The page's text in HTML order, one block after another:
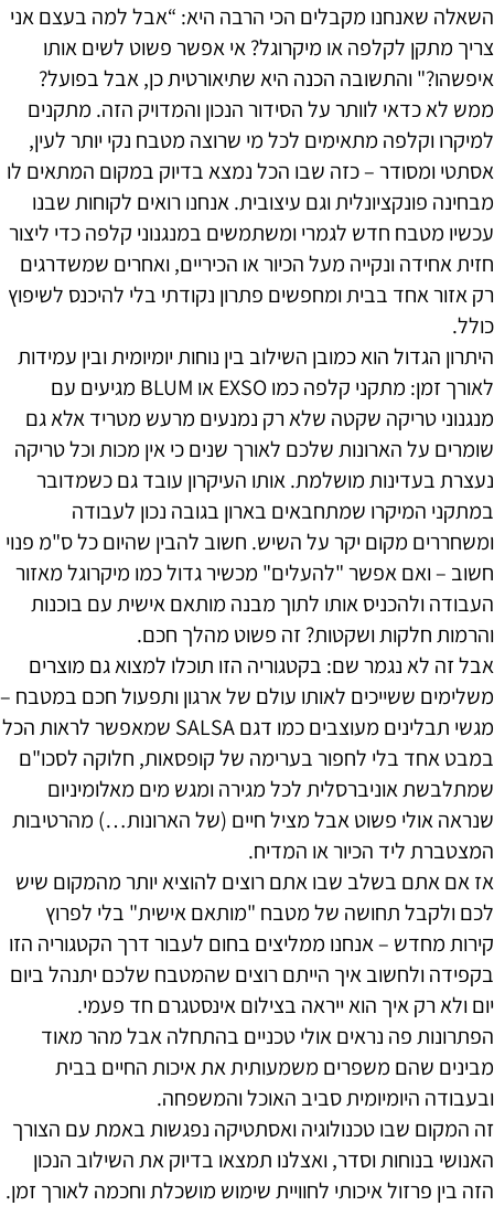
השאלה שאנחנו מקבלים הכי הרבה היא: “אבל למה בעצם אני
צריך מתקן לקלפה או מיקרוגל? אי אפשר פשוט לשים אותו
איפשהו?" והתשובה הכנה היא שתיאורטית כן, אבל בפועל?
ממש לא כדאי לוותר על הסידור הנכון והמדויק הזה. מתקנים
למיקרו וקלפה מתאימים לכל מי שרוצה מטבח נקי יותר לעין,
אסתטי ומסודר – כזה שבו הכל נמצא בדיוק במקום המתאים לו
מבחינה פונקציונלית וגם עיצובית. אנחנו רואים לקוחות שבנו
עכשיו מטבח חדש לגמרי ומשתמשים במנגנוני קלפה כדי ליצור
חזית אחידה ונקייה מעל הכיור או הכיריים, ואחרים שמשדרגים
רק אזור אחד בבית ומחפשים פתרון נקודתי בלי להיכנס לשיפוץ
כולל.
היתרון הגדול הוא כמובן השילוב בין נוחות יומיומית ובין עמידות
לאורך זמן: מתקני קלפה כמו EXSO או BLUM מגיעים עם
מנגנוני טריקה שקטה שלא רק נמנעים מרעש מטריד אלא גם
שומרים על הארונות שלכם לאורך שנים כי אין מכות וכל טריקה
נעצרת בעדינות מושלמת. אותו העיקרון עובד גם כשמדובר
במתקני המיקרו שמתחבאים בארון בגובה נכון לעבודה
ומשחררים מקום יקר על השיש. חשוב להבין שהיום כל ס"מ פנוי
חשוב – ואם אפשר "להעלים" מכשיר גדול כמו מיקרוגל מאזור
העבודה ולהכניס אותו לתוך מבנה מותאם אישית עם בוכנות
והרמות חלקות ושקטות? זה פשוט מהלך חכם.
אבל זה לא נגמר שם: בקטגוריה הזו תוכלו למצוא גם מוצרים
משלימים ששייכים לאותו עולם של ארגון ותפעול חכם במטבח –
מגשי תבלינים מעוצבים כמו דגם SALSA שמאפשר לראות הכל
במבט אחד בלי לחפור בערימה של קופסאות, חלוקה לסכו"ם
שמתלבשת אוניברסלית לכל מגירה ומגש מים מאלומיניום
שנראה אולי פשוט אבל מציל חיים (של הארונות…) מהרטיבות
המצטברת ליד הכיור או המדיח.
אז אם אתם בשלב שבו אתם רוצים להוציא יותר מהמקום שיש
לכם ולקבל תחושה של מטבח "מותאם אישית" בלי לפרוץ
קירות מחדש – אנחנו ממליצים בחום לעבור דרך הקטגוריה הזו
בקפידה ולחשוב איך הייתם רוצים שהמטבח שלכם יתנהל ביום
יום ולא רק איך הוא ייראה בצילום אינסטגרם חד פעמי.
הפתרונות פה נראים אולי טכניים בהתחלה אבל מהר מאוד
מבינים שהם משפרים משמעותית את איכות החיים בבית
ובעבודה היומיומית סביב האוכל והמשפחה.
זה המקום שבו טכנולוגיה ואסתטיקה נפגשות באמת עם הצורך
האנושי בנוחות וסדר, ואצלנו תמצאו בדיוק את השילוב הנכון
הזה בין פרזול איכותי לחוויית שימוש מושכלת וחכמה לאורך זמן.